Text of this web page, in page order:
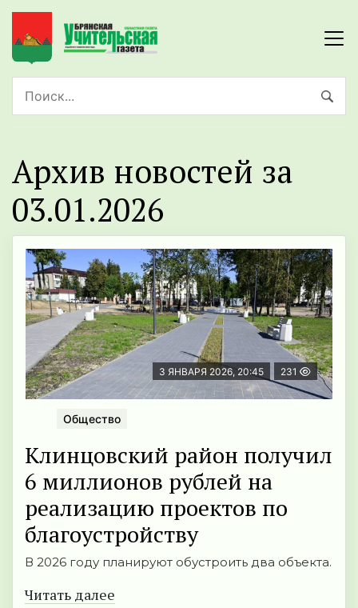
Архив новостей за
03.01.2026
3 ЯНВАРЯ 2026, 20:45 231
Общество
Клинцовский район получил
6 миллионов рублей на
реализацию проектов по
благоустройству
В 2026 году планируют обустроить два объекта.
Читать далее